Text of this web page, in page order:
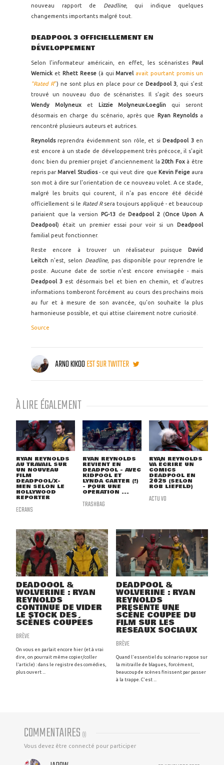
nouveau rapport de
Deadline, qui indique quelques
changements importants malgré tout.
DEADPOOL 3 OFFICIELLEMENT EN
DÉVELOPPEMENT
Selon l'informateur américain, en effet, les scénaristes
Paul
Wernick et Rhett Reese(à quiMarvel avait pourtant promis un
"Rated R") ne sont plus en place pour ce Deadpool 3, qui s'est
trouvé un nouveau duo de scénaristes. Il s'agit des soeurs
Wendy Molyneux
et Lizzie Molyneux-Loeglin qui seront
désormais en charge du scénario, après que
Ryan Reynolds a
rencontré plusieurs auteurs et autrices.
Reynoldsreprendra évidemment son rôle, et si Deadpool 3 en
est encore à un stade de développement très précoce, il s'agit
donc bien du premier projet d'anciennement la20th Fox à être
repris parMarvel Studios- ce qui veut dire que Kevin Feigeaura
son mot à dire sur l'orientation de ce nouveau volet. A ce stade,
malgré les bruits qui courent, il n'a pas encore été décidé
officiellement si le Rated R sera toujours appliqué - et beaucoup
pariaient que la version
PG-13 de Deadpool 2 (Once Upon A
Deadpool) était un premier essai pour voir si un
Deadpool
familial peut fonctionner.
Reste encore à trouver un réalisateur puisque
David
Leitch n'est, selon Deadline, pas disponible pour reprendre le
poste. Aucune date de sortie n'est encore envisagée - mais
Deadpool 3 est désormais bel et bien en chemin, et d'autres
informations tomberont forcément au cours des prochains mois
au fur et à mesure de son avancée, qu'on souhaite la plus
harmonieuse possible, et qui attise clairement notre curiosité.
Source
ARNO KIKOOEST SUR TWITTER
À LIRE ÉGALEMENT
RYAN REYNOLDS
AU TRAVAIL SUR
UN NOUVEAU
FILM
DEADPOOL/X-
MEN SELON LE
HOLLYWOOD
REPORTER
ECRANS
RYAN REYNOLDS
REVIENT EN
DEADPOOL - AVEC
KIDPOOL ET
LYNDA CARTER (!)
- POUR UNE
OPÉRATION ...
TRASHBAG
RYAN REYNOLDS
VA ÉCRIRE UN
COMICS
DEADPOOL EN
2025 (SELON
ROB LIEFELD)
ACTU VO
DEADOOOL &
WOLVERINE : RYAN
REYNOLDS
CONTINUE DE VIDER
LE STOCK DES
SCÈNES COUPÉES
BRÈVE
On vous en parlait encore hier (et à vrai
dire, on pourrait même copier/coller
l'article) : dans le registre des comédies,
plus ouvert ...
DEADPOOL &
WOLVERINE : RYAN
REYNOLDS
PRÉSENTE UNE
SCÈNE COUPÉE DU
FILM SUR LES
RÉSEAUX SOCIAUX
BRÈVE
Quand l'essentiel du scénario repose sur
la mitraille de blagues, forcément,
beaucoup de scènes finissent par passer
à la trappe. C'est ...
COMMENTAIRES (1)
Vous devez être connecté pour participer